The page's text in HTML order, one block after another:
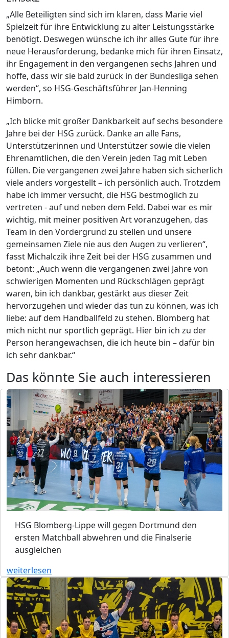
„Alle Beteiligten sind sich im klaren, dass Marie viel
Spielzeit für ihre Entwicklung zu alter Leistungsstärke
benötigt. Deswegen wünsche ich ihr alles Gute für ihre
neue Herausforderung, bedanke mich für ihren Einsatz,
ihr Engagement in den vergangenen sechs Jahren und
hoffe, dass wir sie bald zurück in der Bundesliga sehen
werden“, so HSG-Geschäftsführer Jan-Henning
Himborn.
„Ich blicke mit großer Dankbarkeit auf sechs besondere
Jahre bei der HSG zurück. Danke an alle Fans,
Unterstützerinnen und Unterstützer sowie die vielen
Ehrenamtlichen, die den Verein jeden Tag mit Leben
füllen. Die vergangenen zwei Jahre haben sich sicherlich
viele anders vorgestellt – ich persönlich auch. Trotzdem
habe ich immer versucht, die HSG bestmöglich zu
vertreten - auf und neben dem Feld. Dabei war es mir
wichtig, mit meiner positiven Art voranzugehen, das
Team in den Vordergrund zu stellen und unsere
gemeinsamen Ziele nie aus den Augen zu verlieren“,
fasst Michalczik ihre Zeit bei der HSG zusammen und
betont: „Auch wenn die vergangenen zwei Jahre von
schwierigen Momenten und Rückschlägen geprägt
waren, bin ich dankbar, gestärkt aus dieser Zeit
hervorzugehen und wieder das tun zu können, was ich
liebe: auf dem Handballfeld zu stehen. Blomberg hat
mich nicht nur sportlich geprägt. Hier bin ich zu der
Person herangewachsen, die ich heute bin – dafür bin
ich sehr dankbar.“
Das könnte Sie auch interessieren
HSG Blomberg-Lippe will gegen Dortmund den
ersten Matchball abwehren und die Finalserie
ausgleichen
weiterlesen